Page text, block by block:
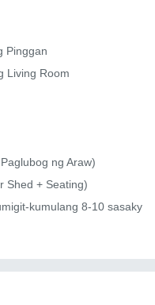
Pinggan
Living Room
ng Araw)
Shed + Seating)
kumulang 8-10 sasaky